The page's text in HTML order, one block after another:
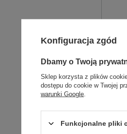
Konfiguracja zgód
Dbamy o Twoją
Sklep korzysta z plików
dostępu do cookie w Twojej
warunki Google
Funkcjonalne pliki